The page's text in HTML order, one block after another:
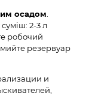
осадом
2-3 л
робочий
резервуар
и